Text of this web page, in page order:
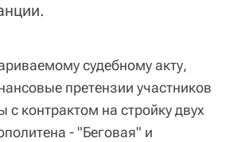
судебному акту,
претензии участников
с контрактом на стройку двух
- "Беговая" и